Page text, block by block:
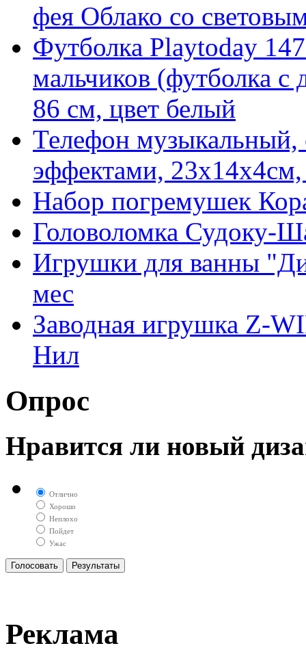
фея Облако со
Футболка Playtoday
мальчиков (футболка
86 см, цвет белый
Телефон музыкальный,
эффектами, 23x14x4см,
Набор погремушек
Головоломка Судоку-
Игрушки для ванны
мес
Заводная игрушка Z-
Нил
Опрос
Нравится ли новый
Отлично
Хорошо
Неплохо
Пойдет
Ужас
Реклама